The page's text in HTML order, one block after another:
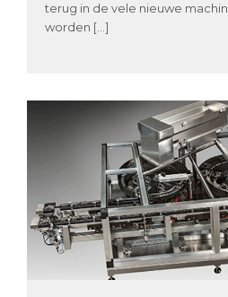
terug in de vele nieuwe
worden […]